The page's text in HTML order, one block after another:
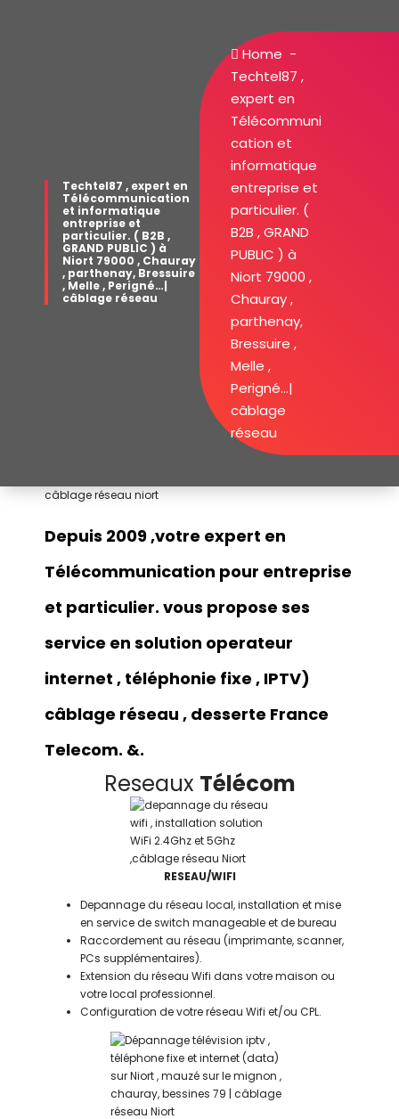
Techtel87 , expert en
Télécommunication
et informatique
entreprise et
particulier. ( B2B ,
GRAND PUBLIC ) à
Niort 79000 , Chauray
, parthenay, Bressuire
, Melle , Perigné…|
câblage réseau
Home -
Techtel87 ,
expert en
Télécommuni
cation et
informatique
entreprise et
particulier. (
B2B , GRAND
PUBLIC ) à
Niort 79000 ,
Chauray ,
parthenay,
Bressuire ,
Melle ,
Perigné…|
câblage
réseau
câblage réseau niort
Depuis 2009 ,votre expert en
Télécommunication pour entreprise
et particulier. vous propose ses
service en solution operateur
internet , téléphonie fixe , IPTV)
câblage réseau , desserte France
Telecom. &.
Reseaux Télécom
RESEAU/WIFI
Depannage du réseau local, installation et mise
en service de switch manageable et de bureau
Raccordement au réseau (imprimante, scanner,
PCs supplémentaires).
Extension du réseau Wifi dans votre maison ou
votre local professionnel.
Configuration de votre réseau Wifi et/ou CPL.